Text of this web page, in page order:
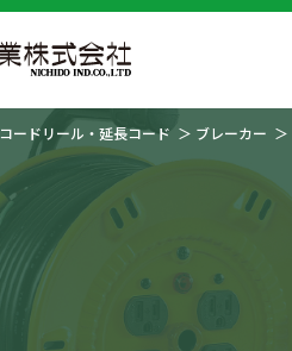
コードリール・延長コード ブレーカー